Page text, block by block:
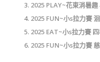
2025 PLAY~花東消暑
2025 FUN~小s拉力賽
2025 EAT~小s拉力賽
2025 FUN~小s拉力賽